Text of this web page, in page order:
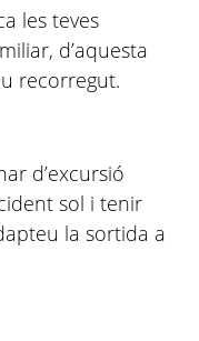
les teves
d’aquesta
recorregut.
d’excursió
sol i tenir
la sortida a